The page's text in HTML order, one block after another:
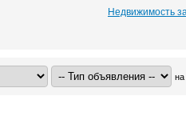
Недвижимость
на